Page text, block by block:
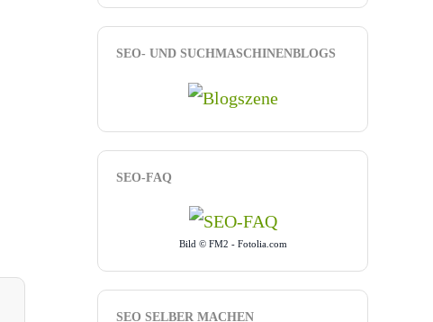
SEO- UND SUCHMASCHINENBLOGS
SEO-FAQ
Bild © FM2 - Fotolia.com
SEO SELBER MACHEN